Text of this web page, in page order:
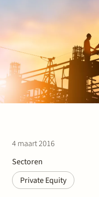
4 maart 2016
Sectoren
Private Equity